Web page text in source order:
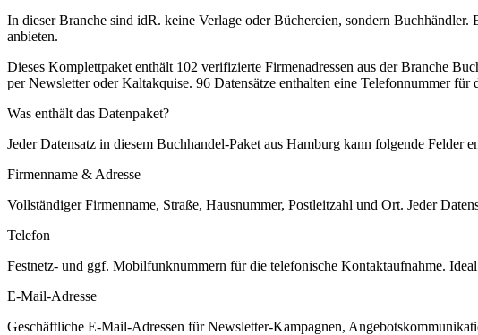
In dieser Branche sind idR. keine Verlage oder Büchereien, sondern
anbieten.
Dieses Komplettpaket enthält 102 verifizierte Firmenadressen aus der Branche
per Newsletter oder Kaltakquise. 96 Datensätze enthalten eine Telefonnummer
Was enthält das Datenpaket?
Jeder Datensatz in diesem Buchhandel-Paket aus Hamburg kann folgende Felder
Firmenname & Adresse
Vollständiger Firmenname, Straße, Hausnummer, Postleitzahl und Ort. Jeder
Telefon
Festnetz- und ggf. Mobilfunknummern für die telefonische Kontaktaufnahme.
E-Mail-Adresse
Geschäftliche E-Mail-Adressen für Newsletter-Kampagnen,